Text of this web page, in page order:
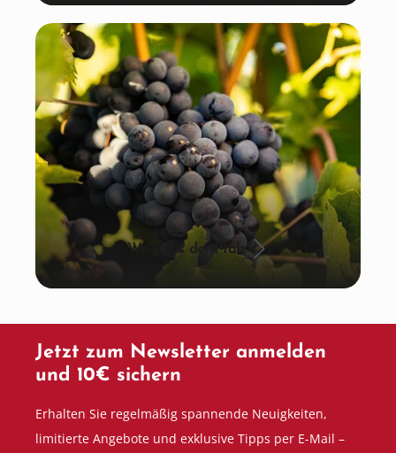
Wein aus der Pfalz
Jetzt zum Newsletter anmelden
und 10€ sichern
Erhalten Sie regelmäßig spannende Neuigkeiten,
limitierte Angebote und exklusive Tipps per E-Mail –